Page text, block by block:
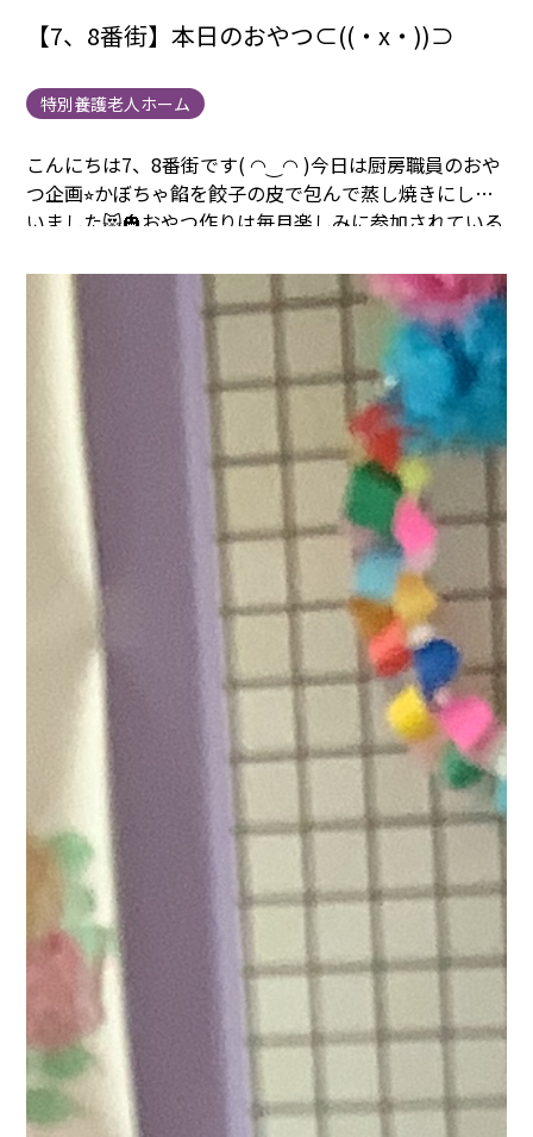
【7、8番街】本日のおやつ⊂((・x・))⊃
特別養護老人ホーム
こんにちは7、8番街です( ◠‿◠ )今日は厨房職員のおや
つ企画⭐︎かぼちゃ餡を餃子の皮で包んで蒸し焼きにして
いました😻🎃おやつ作りは毎月楽しみに参加されている
つくられた感想を聞くと「まだまだね、、」と笑ってい
らっしゃいました！ 来月のおやつ企画も楽しみにしてい
ます♪